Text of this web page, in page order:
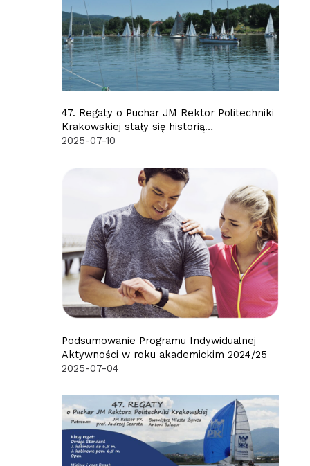
47. Regaty o Puchar JM Rektor Politechniki
Krakowskiej stały się historią…
2025-07-10
Podsumowanie Programu Indywidualnej
Aktywności w roku akademickim 2024/25
2025-07-04